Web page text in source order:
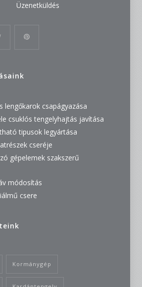
Üzenetküldés
lengőkarok csapágyazása
csuklós tengelyhajtás javítása
tipusok legyártása
cseréje
gépelemek szakszerű
módosítás
csere
Kormánygép